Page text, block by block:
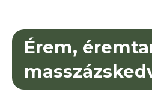
Érem,